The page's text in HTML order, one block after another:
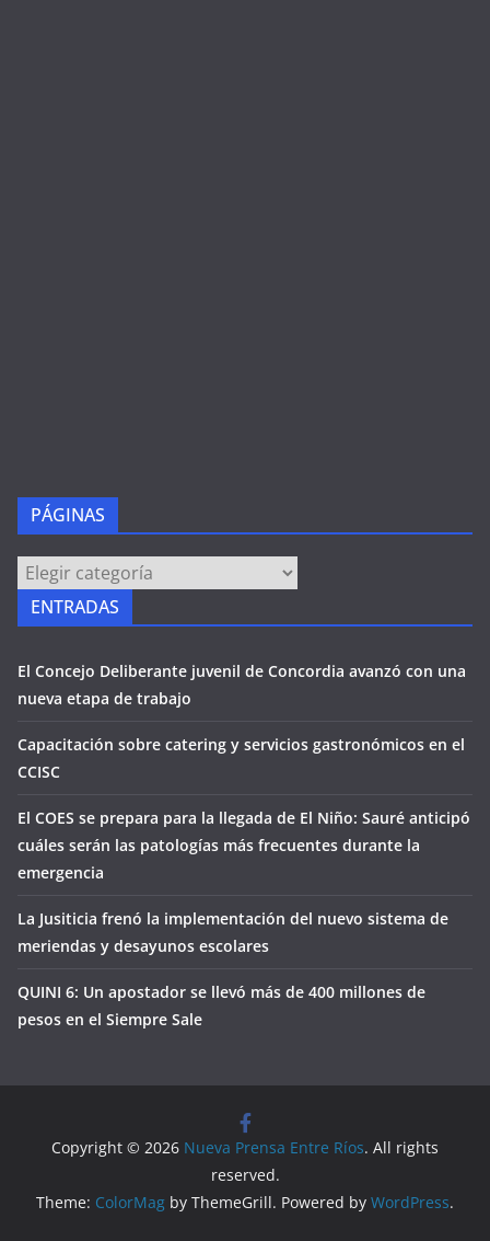
PÁGINAS
PÁGINAS
ENTRADAS
El Concejo Deliberante juvenil de Concordia avanzó con una
nueva etapa de trabajo
Capacitación sobre catering y servicios gastronómicos en el
CCISC
El COES se prepara para la llegada de El Niño: Sauré anticipó
cuáles serán las patologías más frecuentes durante la
emergencia
La Jusiticia frenó la implementación del nuevo sistema de
meriendas y desayunos escolares
QUINI 6: Un apostador se llevó más de 400 millones de
pesos en el Siempre Sale
Copyright © 2026 Nueva Prensa Entre Ríos. All rights
reserved.
Theme: ColorMag by ThemeGrill. Powered by WordPress.